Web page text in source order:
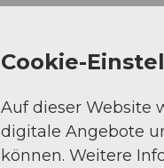
Cookie-
Auf dieser Website
digitale Angebote
können. Weitere